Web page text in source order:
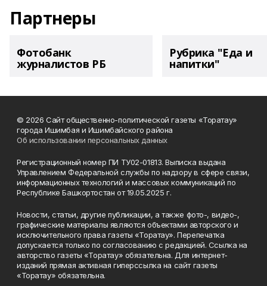
Партнеры
Фотобанк
журналистов РБ
Рубрика "Еда и
напитки"
© 2026 Сайт общественно-политической газеты «Торатау»
города Ишимбая и Ишимбайского района
Об использовании персональных данных
Регистрационный номер ПИ ТУ02-01813. Выписка выдана
Управлением Федеральной службы по надзору в сфере связи,
информационных технологий и массовых коммуникаций по
Республике Башкортостан от 19.05.2025 г.
Новости, статьи, другие публикации, а также фото-, видео-,
графические материалы являются объектами авторского и
исключительного права газеты «Торатау». Перепечатка
допускается только по согласованию с редакцией. Ссылка на
авторство газеты «Торатау» обязательна. Для интернет-
изданий прямая активная гиперссылка на сайт газеты
«Торатау» обязательна.